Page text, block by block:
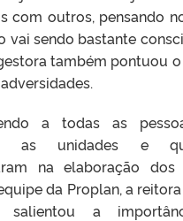
com outros, pensando
vai sendo bastante
também pontuou
a todas as
as unidades e
na elaboração dos
da Proplan, a
salientou a